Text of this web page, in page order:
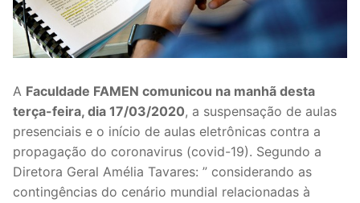
A Faculdade FAMEN comunicou na manhã desta
terça-feira, dia 17/03/2020, a suspensação de aulas
presenciais e o início de aulas eletrônicas contra a
propagação do coronavirus (covid-19). Segundo a
Diretora Geral Amélia Tavares: ” considerando as
contingências do cenário mundial relacionadas à